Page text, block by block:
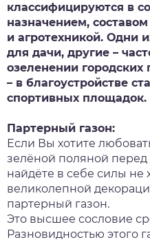
классифицируются в
назначением,
и агротехникой. Одни
для дачи, другие –
озеленении городских
– в благоустройстве
спортивных площадок.
Партерный газон:
Если Вы хотите
зелёной поляной
найдёте в себе силы не
великолепной
партерный газон.
Это высшее сословие
Разновидностью этого